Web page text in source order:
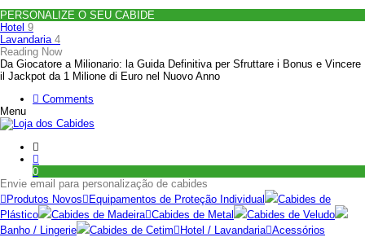
PERSONALIZE O SEU CABIDE
Hotel 9
Lavandaria 4
Reading Now
Da Giocatore a Milionario: la Guida Definitiva per Sfruttare i Bonus e Vincere
il Jackpot da 1 Milione di Euro nel Nuovo Anno
Comments
Menu
0
Envie email para personalização de cabides
Produtos Novos
Equipamentos de Proteção Individual
Cabides de
Plástico
Cabides de Madeira Cabides de Metal
Cabides de Veludo
Banho / Lingerie
Cabides de Cetim Hotel / Lavandaria Acessórios